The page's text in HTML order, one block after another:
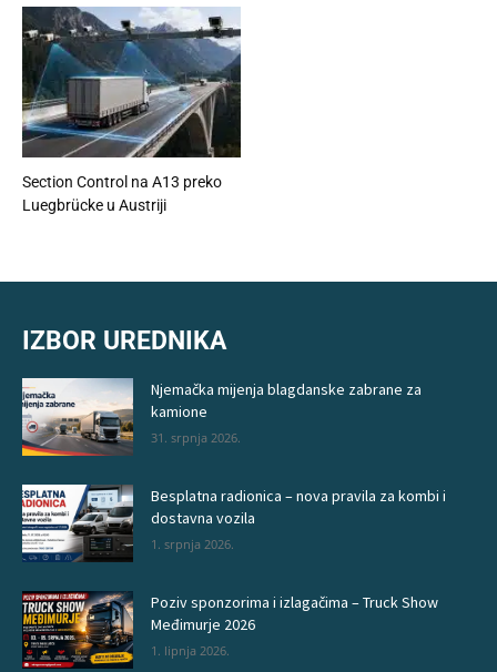
Section Control na A13 preko
Luegbrücke u Austriji
IZBOR UREDNIKA
Njemačka mijenja blagdanske zabrane za
kamione
31. srpnja 2026.
Besplatna radionica – nova pravila za kombi i
dostavna vozila
1. srpnja 2026.
Poziv sponzorima i izlagačima – Truck Show
Međimurje 2026
1. lipnja 2026.